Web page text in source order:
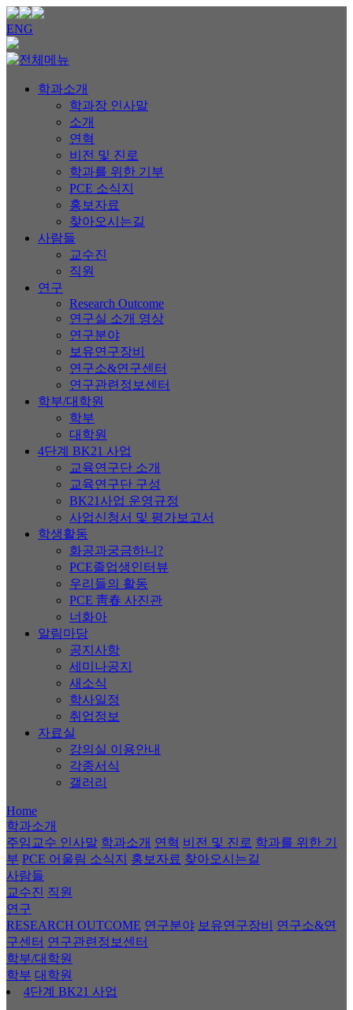
ENG
학과소개
학과장 인사말
소개
연혁
비전 및 진로
학과를 위한 기부
PCE 소식지
홍보자료
찾아오시는길
사람들
교수진
직원
연구
Research Outcome
연구실 소개 영상
연구분야
보유연구장비
연구소&연구센터
연구관련정보센터
학부/대학원
학부
대학원
4단계 BK21 사업
교육연구단 소개
교육연구단 구성
BK21사업 운영규정
사업신청서 및 평가보고서
학생활동
화공과궁금하니?
PCE졸업생인터뷰
우리들의 활동
PCE 靑春 사진관
너화아
알림마당
공지사항
세미나공지
새소식
학사일정
취업정보
자료실
강의실 이용안내
각종서식
갤러리
Home
학과소개
주임교수 인사말 학과소개 연혁 비전 및 진로 학과를 위한 기
부 PCE 어울림 소식지 홍보자료 찾아오시는길
사람들
교수진 직원
연구
RESEARCH OUTCOME 연구분야 보유연구장비
연구소&연
구센터 연구관련정보센터
학부/대학원
학부 대학원
4단계 BK21 사업